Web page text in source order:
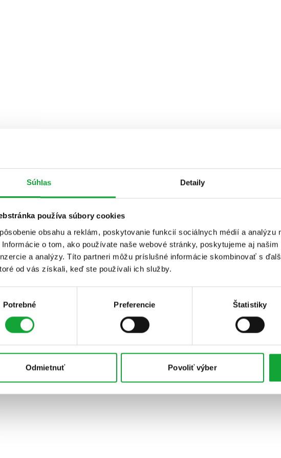
Súhlas Detaily
používa súbory cookies
obsahu a reklám, poskytovanie funkcií sociálnych médií a analýzu
o tom, ako používate naše webové stránky, poskytujeme aj
a analýzy. Títo partneri môžu príslušné informácie skombinovať s
od vás získali, keď ste používali ich služby.
Potrebné Preferencie Štatistiky
Odmietnuť Povoliť výber